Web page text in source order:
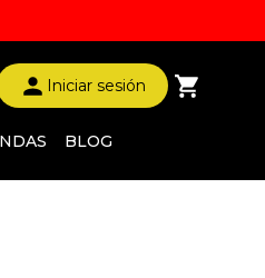
Iniciar sesión
BLOG